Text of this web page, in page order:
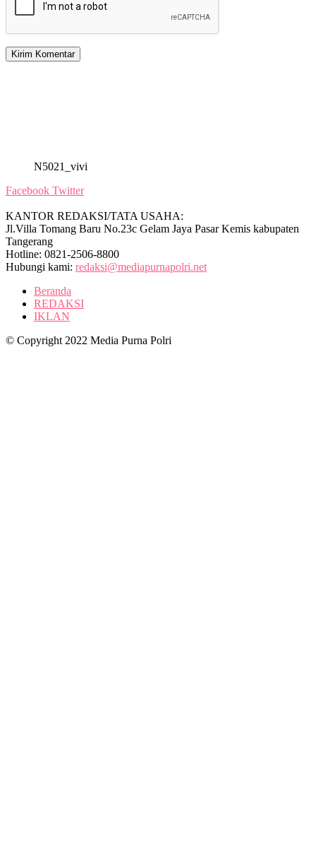
N5021_vivi
Facebook Twitter
KANTOR REDAKSI/TATA USAHA:
Jl.Villa Tomang Baru No.23c Gelam Jaya Pasar Kemis kabupaten
Tangerang
Hotline: 0821-2506-8800
Hubungi kami: redaksi@mediapurnapolri.net
Beranda
REDAKSI
IKLAN
© Copyright 2022 Media Purna Polri